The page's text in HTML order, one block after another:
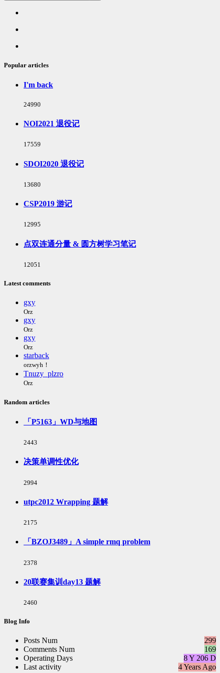
Popular articles
I'm back
浏
次
24990
NOI2021 退役记
浏
次
数:
17559
SDOI2020 退役记
浏
次
13680
CSP2019 游记
浏
次
数:
12995
点双连通分量 & 圆方树学习笔记
浏
次
12051
Latest comments
gxy
Orz
gxy
Orz
gxy
Orz
starback
orzwyh！
Tnuzy_plzro
Orz
Random articles
「P5163」WD与地图
浏
次
2443
决策单调性优化
浏
次
数:
2994
utpc2012 Wrapping 题解
浏
次
2175
「BZOJ3489」A simple rmq problem
浏
次
数:
2378
20联赛集训day13 题解
浏
次
2460
Blog Info
299
Posts Num
169
Comments Num
8 Y 206 D
Operating Days
4 Years Ago
Last activity